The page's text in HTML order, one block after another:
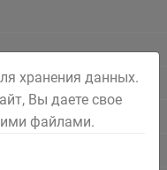
организации
хранения данных.
Вы даете свое
файлами.